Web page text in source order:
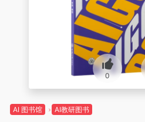
0
AI 图书馆 AI教研图书